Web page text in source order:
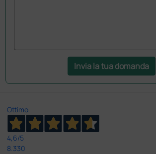
Invia la tua domanda
Ottimo
4,6/5
8.330